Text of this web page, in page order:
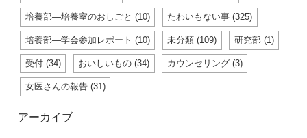
培養部―培養室のおしごと (10) たわいもない事 (325)
培養部―学会参加レポート (10) 未分類 (109) 研究部 (1)
受付 (34) おいしいもの (34) カウンセリング (3)
女医さんの報告 (31)
アーカイブ